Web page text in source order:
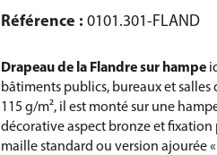
Référence : 0101.301-FLAND
Drapeau de la Flandre sur hampe
bâtiments publics, bureaux et
115 g/m², il est monté sur une
décorative aspect bronze et
maille standard ou version ajourée